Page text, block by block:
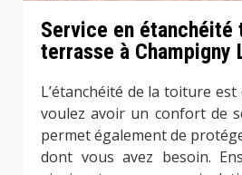
Service en étanchéité
terrasse à Champigny
L’étanchéité de la toiture
voulez avoir un confort de
permet également de
dont vous avez besoin.